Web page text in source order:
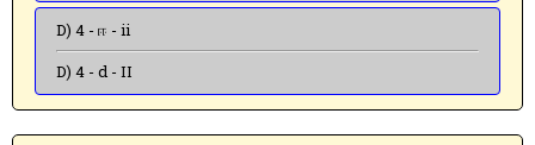
D) 4 - ஈ - ii
D) 4 - d - II